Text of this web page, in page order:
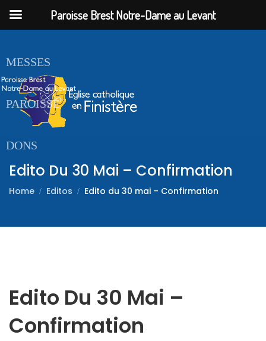
ACCUEIL
MESSES
PAROISSE
DONS
Edito Du 30 Mai – Confirmation
Home Editos Edito du 30 mai – Confirmation
Edito Du 30 Mai –
Confirmation
Paroisse Brest Notre-Dame au Levant